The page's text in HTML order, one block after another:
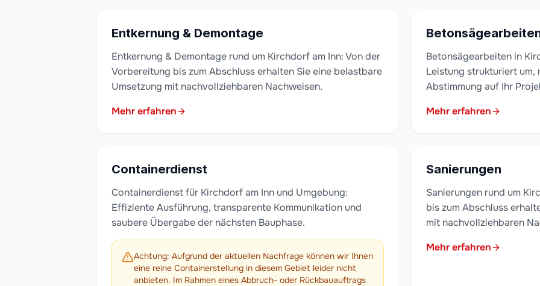
Entkernung & Demontage
Entkernung & Demontage rund um Kirchdorf am Inn: Von der
Vorbereitung bis zum Abschluss erhalten Sie eine belastbare
Umsetzung mit nachvollziehbaren Nachweisen.
Mehr erfahren
Betonsägearbeiten in
Leistung strukturiert um,
Abstimmung auf Ihr
Mehr erfahren
Containerdienst
Containerdienst für Kirchdorf am Inn und Umgebung:
Effiziente Ausführung, transparente Kommunikation und
saubere Übergabe der nächsten Bauphase.
Achtung: Aufgrund der aktuellen Nachfrage können wir Ihnen
eine reine Containerstellung in diesem Gebiet leider nicht
anbieten. Im Rahmen eines Abbruch- oder Rückbauauftrags
Sanierungen
Sanierungen rund um
bis zum Abschluss
mit nachvollziehbaren
Mehr erfahren